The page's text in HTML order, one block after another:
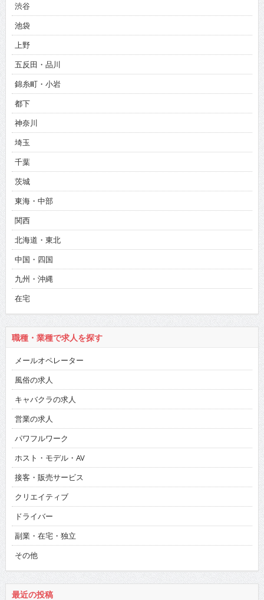
渋谷
池袋
上野
五反田・品川
錦糸町・小岩
都下
神奈川
埼玉
千葉
茨城
東海・中部
関西
北海道・東北
中国・四国
九州・沖縄
在宅
職種・業種で求人を探す
メールオペレーター
風俗の求人
キャバクラの求人
営業の求人
パワフルワーク
ホスト・モデル・AV
接客・販売サービス
クリエイティブ
ドライバー
副業・在宅・独立
その他
最近の投稿